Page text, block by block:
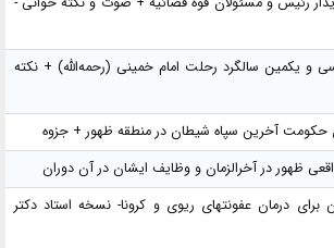
سی و یکمین سالگرد رحلت امام خمینی (رحمه‌الله) + نکته
آخرین سپاه شیطان در منطقه ظهور + جزوه
ظهور در آخرالزمان و وظایف ایشان در آن دوران
درمان عفونتهای ریوی و کرونا- نسخه استاد دکتر